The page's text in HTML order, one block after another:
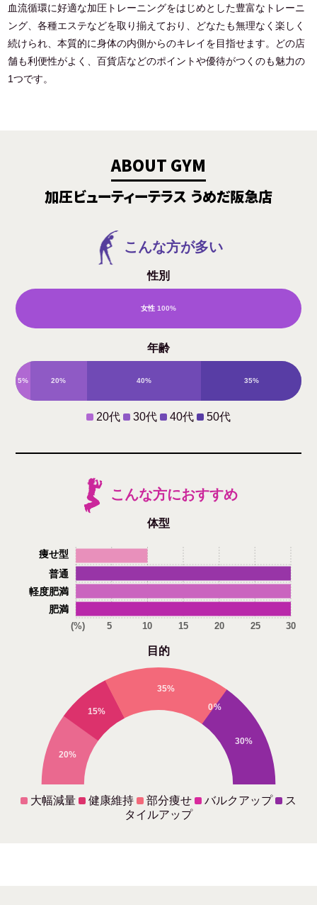
血流循環に好適な加圧トレーニングをはじめとした豊富なトレーニ
ング、各種エステなどを取り揃えており、どなたも無理なく楽しく
続けられ、本質的に身体の内側からのキレイを目指せます。どの店
舗も利便性がよく、百貨店などのポイントや優待がつくのも魅力の
1つです。
ABOUT GYM
加圧ビューティーテラス うめだ阪急店
こんな方が多い
性別
女性 100% 男
0%
年齢
5% 20% 40% 35%
20代 30代 40代 50代
こんな方におすすめ
体型
肥満
軽度肥満
普通
痩せ型
(%) 5 10 15 20 25 30
目的
20%
15%
35%
0%
30%
大幅減量 健康維持 部分痩せ バルクアップ
ス
タイルアップ